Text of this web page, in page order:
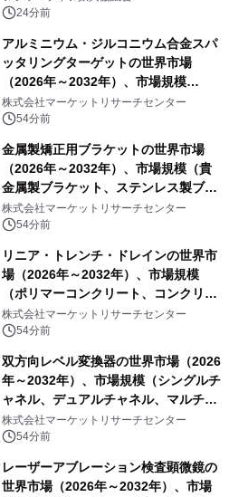
24分前
アルミニウム・ジルコニウム合金スパ
ッタリングターゲットの世界市場
（2026年～2032年）、市場規模
（0.995、0.999、その他）・分析レポ
ートを発表
株式会社マーケットリサーチセンター
54分前
金属製矯正用ブラケットの世界市場
（2026年～2032年）、市場規模（貴
金属製ブラケット、ステンレス製ブラ
ケット、純チタン製ブラケット）・分
析レポートを発表
株式会社マーケットリサーチセンター
54分前
リニア・トレンチ・ドレインの世界市
場（2026年～2032年）、市場規模
（ポリマーコンクリート、コンクリー
ト、プラスチック、金属）・分析レポ
ートを発表
株式会社マーケットリサーチセンター
54分前
双方向レベル変換器の世界市場（2026
年～2032年）、市場規模（シングルチ
ャネル、デュアルチャネル、マルチチ
ャネル）・分析レポートを発表
株式会社マーケットリサーチセンター
54分前
レーザーアブレーション検査顕微鏡の
世界市場（2026年～2032年）、市場